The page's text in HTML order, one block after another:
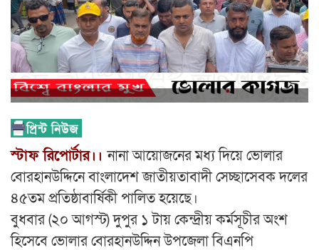
স্টাফ রিপোর্টার।।নানা আয়োজনের মধ্য দিয়ে ভোলার
বোরহানউদ্দিনে বাংলাদেশ জাতীয়তাবাদী সেচ্ছাসেবক দলের
৪৫তম প্রতিষ্ঠাবার্ষিকী পালিত হয়েছে।
বুধবার (২০ আগস্ট) দুপুর ১ টায় কেন্দ্রীয় কর্মসূচীর অংশ
হিসেবে ভোলার বোরহানউদ্দিন উপজেলা বিএনপি